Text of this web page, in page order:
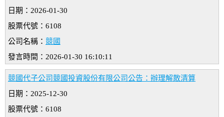
日期：2026-01-30
股票代號：6108
公司名稱： 競國
發言時間：2026-01-30 16:10:11
競國代子公司競國投資股份有限公司公告：辦理解散清算
日期：2025-12-30
股票代號：6108